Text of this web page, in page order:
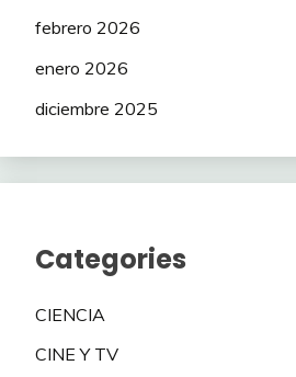
febrero 2026
enero 2026
diciembre 2025
Categories
CIENCIA
CINE Y TV